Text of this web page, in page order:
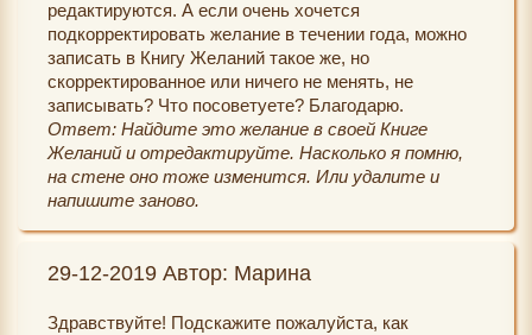
редактируются. А если очень хочется
подкорректировать желание в течении года, можно
записать в Книгу Желаний такое же, но
скорректированное или ничего не менять, не
записывать? Что посоветуете? Благодарю.
Ответ: Найдите это желание в своей Книге
Желаний и отредактируйте. Насколько я помню,
на стене оно тоже изменится. Или удалите и
напишите заново.
29-12-2019 Автор: Марина
Здравствуйте! Подскажите пожалуйста, как